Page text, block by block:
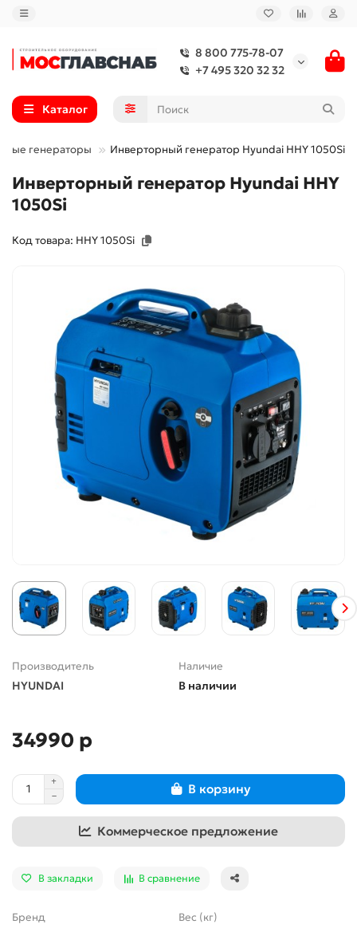
8 800 775-78-07
+7 495 320 32 32
Каталог
генераторы Инверторный генератор Hyundai HHY 1050Si
Инверторный генератор Hyundai HHY
1050Si
Код товара: HHY 1050Si
Производитель
HYUNDAI
Наличие
В наличии
34990 р
В корзину
Коммерческое предложение
В закладки В сравнение
Бренд Вес (кг)